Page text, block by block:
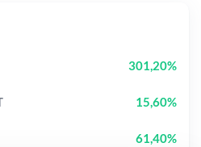
301,20%
15,60%
61,40%